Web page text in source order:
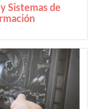
Sistemas de